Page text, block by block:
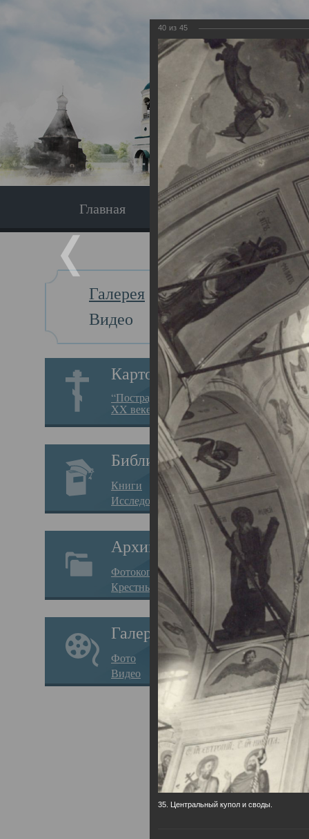
Главная Экскурсия
Галерея
Видео
Картотека
“Пострадавшие за веру в
XX веке на Севере”
Библиотека
Книги
Исследования
Архив
Фотокопии дел
Крестные ходы
Галерея
Фото
Видео
Главная
40 из 45
35. Центральный купол и своды.